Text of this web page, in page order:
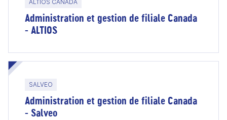
ALTIOS CANADA
Administration et gestion de filiale Canada
- ALTIOS
SALVEO
Administration et gestion de filiale Canada
- Salveo